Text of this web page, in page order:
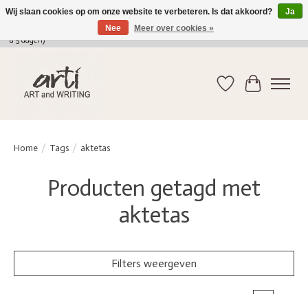
verkoop@arti-artandwriting.be/ +32 (0)471 41 82 41 / GRATIS verzending > 75 euro (2
a 5 dagen)
Verlanglijst
Home / Tags / aktetas
Producten getagd met
aktetas
Filters weergeven
Wij slaan cookies op om onze website te verbeteren. Is dat akkoord?
Ja
Nee
Meer over cookies »